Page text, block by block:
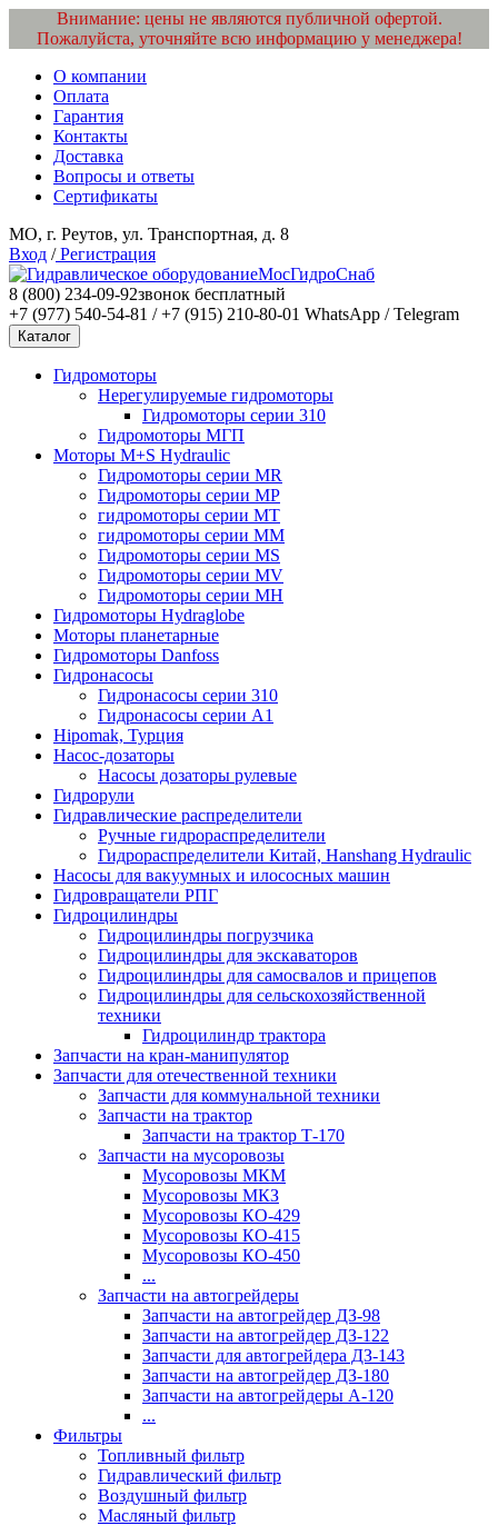
Внимание: цены не являются публичной офертой.
Пожалуйста, уточняйте всю информацию у менеджера!
О компании
Оплата
Гарантия
Контакты
Доставка
Вопросы и ответы
Сертификаты
МО, г. Реутов, ул. Транспортная, д. 8
Вход /Регистрация
МосГидроСнаб
8 (800) 234-09-92звонок бесплатный
+7 (977) 540-54-81 / +7 (915) 210-80-01 WhatsApp / Telegram
Каталог
Гидромоторы
Нерегулируемые гидромоторы
Гидромоторы серии 310
Гидромоторы МГП
Моторы M+S Hydraulic
Гидромоторы серии MR
Гидромоторы серии MP
гидромоторы серии MT
гидромоторы серии MM
Гидромоторы серии MS
Гидромоторы серии MV
Гидромоторы серии MH
Гидромоторы Hydraglobe
Моторы планетарные
Гидромоторы Danfoss
Гидронасосы
Гидронасосы серии 310
Гидронасосы серии А1
Hipomak, Турция
Насос-дозаторы
Насосы дозаторы рулевые
Гидрорули
Гидравлические распределители
Ручные гидрораспределители
Гидрораспределители Китай, Hanshang Hydraulic
Насосы для вакуумных и илососных машин
Гидровращатели РПГ
Гидроцилиндры
Гидроцилиндры погрузчика
Гидроцилиндры для экскаваторов
Гидроцилиндры для самосвалов и прицепов
Гидроцилиндры для сельскохозяйственной
техники
Гидроцилиндр трактора
Запчасти на кран-манипулятор
Запчасти для отечественной техники
Запчасти для коммунальной техники
Запчасти на трактор
Запчасти на трактор Т-170
Запчасти на мусоровозы
Мусоровозы МКМ
Мусоровозы МКЗ
Мусоровозы КО-429
Мусоровозы КО-415
Мусоровозы КО-450
...
Запчасти на автогрейдеры
Запчасти на автогрейдер ДЗ-98
Запчасти на автогрейдер ДЗ-122
Запчасти для автогрейдера ДЗ-143
Запчасти на автогрейдер ДЗ-180
Запчасти на автогрейдеры А-120
...
Фильтры
Топливный фильтр
Гидравлический фильтр
Воздушный фильтр
Масляный фильтр